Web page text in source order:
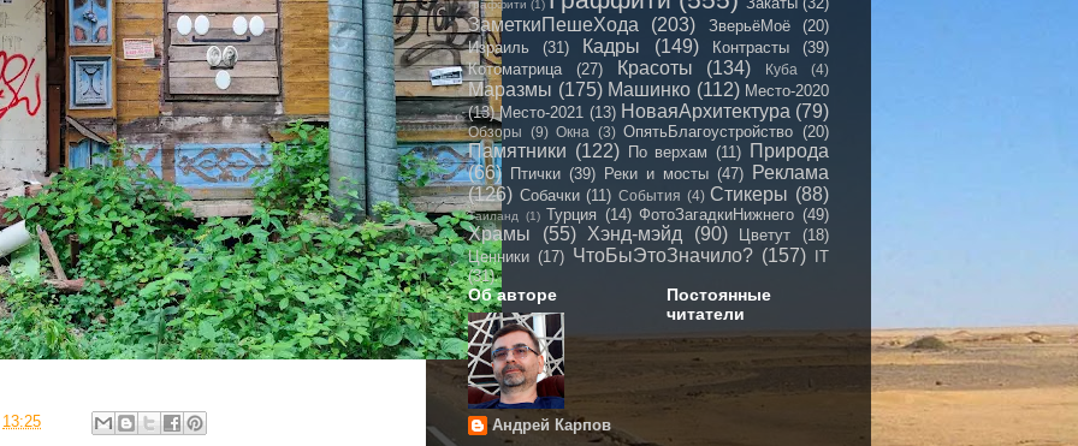
13:25
граффити (1)
ЗаметкиПешеХода (203) ЗверьёМоё
(20)
Израиль
(31) Кадры (149) Контрасты
(39)
Котоматрица
(27) Красоты (134) Куба (4)
Маразмы (175) Машинко (112) Место-2020
(13) Место-2021 (13) НоваяАрхитектура (79)
Обзоры (9) Окна (3) ОпятьБлагоустройство (20)
Памятники (122) По верхам (11) Природа
(66) Птички (39) Реки и мосты (47) Реклама
(126) Собачки (11) События (4) Стикеры (88)
Таиланд (1) Турция (14) ФотоЗагадкиНижнего (49)
Храмы (55) Хэнд-мэйд (90) Цветут
(18)
Ценники (17) ЧтоБыЭтоЗначило? (157)
IT
(31)
Об авторе
Андрей Карпов
Постоянные
читатели